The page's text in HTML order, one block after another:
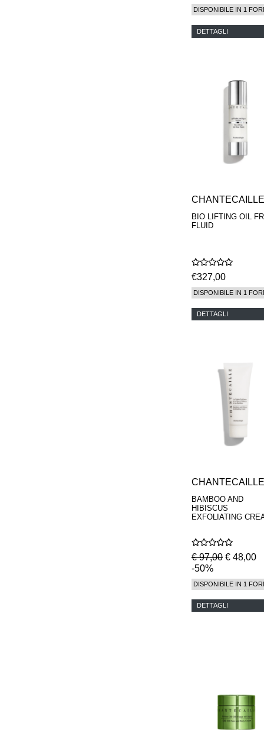
DISPONIBILE IN 1
DETTAGLI
CHANTECAILLE
BIO LIFTING OIL
FLUID
€327,00
DISPONIBILE IN 1
DETTAGLI
CHANTECAILLE
BAMBOO AND
HIBISCUS
EXFOLIATING
€ 97,00 € 48,00
-50%
DISPONIBILE IN 1
DETTAGLI